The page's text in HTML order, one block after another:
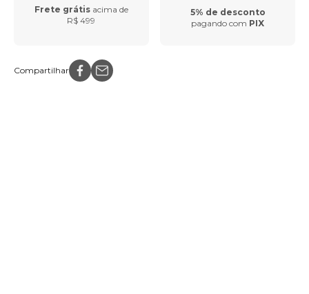
Frete grátis acima de
R$ 499
5% de desconto
pagando com PIX
Compartilhar